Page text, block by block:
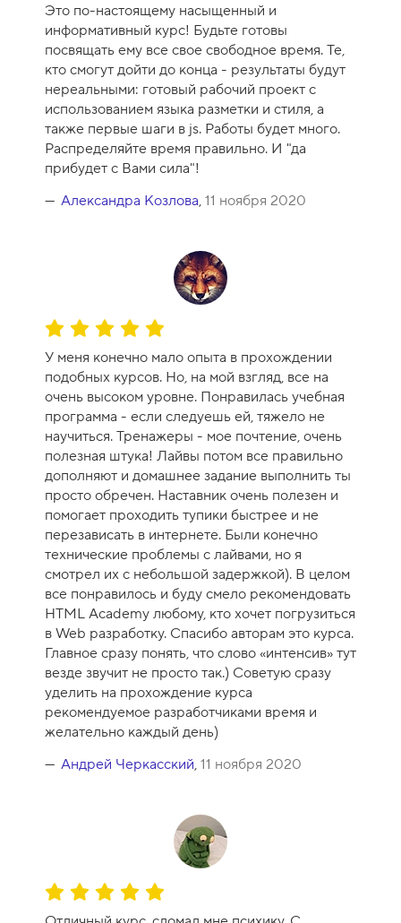
е
н
к
а
к
у
р
с
а
-
Это по-настоящему насыщенный и
информативный курс! Будьте готовы
посвящать ему все свое свободное время. Те,
кто смогут дойти до конца - результаты будут
нереальными: готовый рабочий проект с
использованием языка разметки и стиля, а
также первые шаги в js. Работы будет много.
Распределяйте время правильно. И "да
прибудет с Вами сила"!
Александра Козлова, 11 ноября 2020
О
е
н
к
а
к
у
р
с
а
-
1
0
У меня конечно мало опыта в прохождении
подобных курсов. Но, на мой взгляд, все на
очень высоком уровне. Понравилась учебная
программа - если следуешь ей, тяжело не
научиться. Тренажеры - мое почтение, очень
полезная штука! Лайвы потом все правильно
дополняют и домашнее задание выполнить ты
просто обречен. Наставник очень полезен и
помогает проходить тупики быстрее и не
перезависать в интернете. Были конечно
технические проблемы с лайвами, но я
смотрел их с небольшой задержкой). В целом
все понравилось и буду смело рекомендовать
HTML Academy любому, кто хочет погрузиться
в Web разработку. Спасибо авторам это курса.
Главное сразу понять, что слово «интенсив» тут
везде звучит не просто так.) Советую сразу
уделить на прохождение курса
рекомендуемое разработчиками время и
желательно каждый день)
Андрей Черкасский, 11 ноября 2020
О
ц